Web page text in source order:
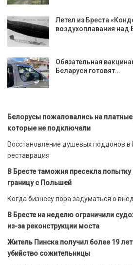
Летел из Бреста
воздухоплавания над
Обязательная
Беларуси готовят…
Белорусы пожаловались на платные
которые не подключали
Восстановление душевых поддонов
реставрация
В Бресте таможня пресекла попытку
границу с Польшей
Когда бизнесу пора задуматься о
В Бресте на неделю ограничили
из-за реконструкции моста
Житель Пинска получил более 19
убийство сожительницы